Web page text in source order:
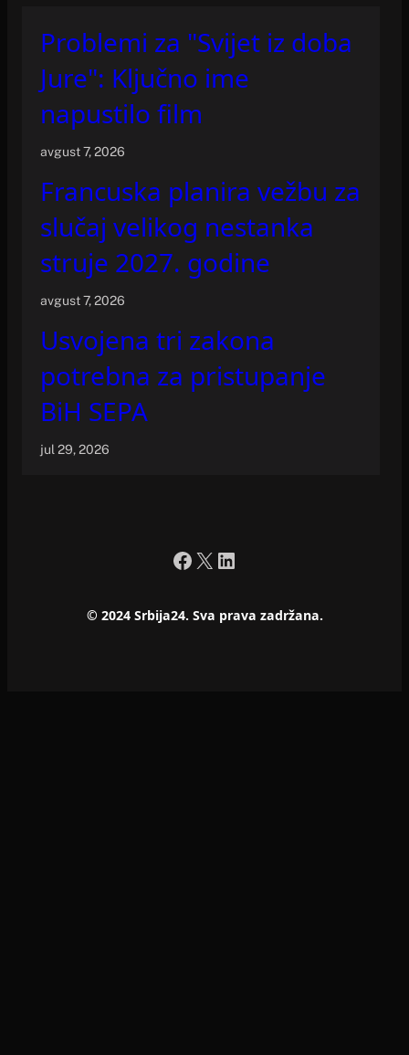
Problemi za "Svijet iz doba
Jure": Ključno ime
napustilo film
avgust 7, 2026
Francuska planira vežbu za
slučaj velikog nestanka
struje 2027. godine
avgust 7, 2026
Usvojena tri zakona
potrebna za pristupanje
BiH SEPA
jul 29, 2026
Facebook
X LinkedIn
© 2024 Srbija24. Sva prava zadržana.